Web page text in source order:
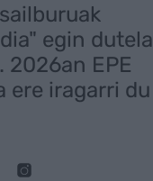
egin dutela
2026an EPE
ere iragarri du